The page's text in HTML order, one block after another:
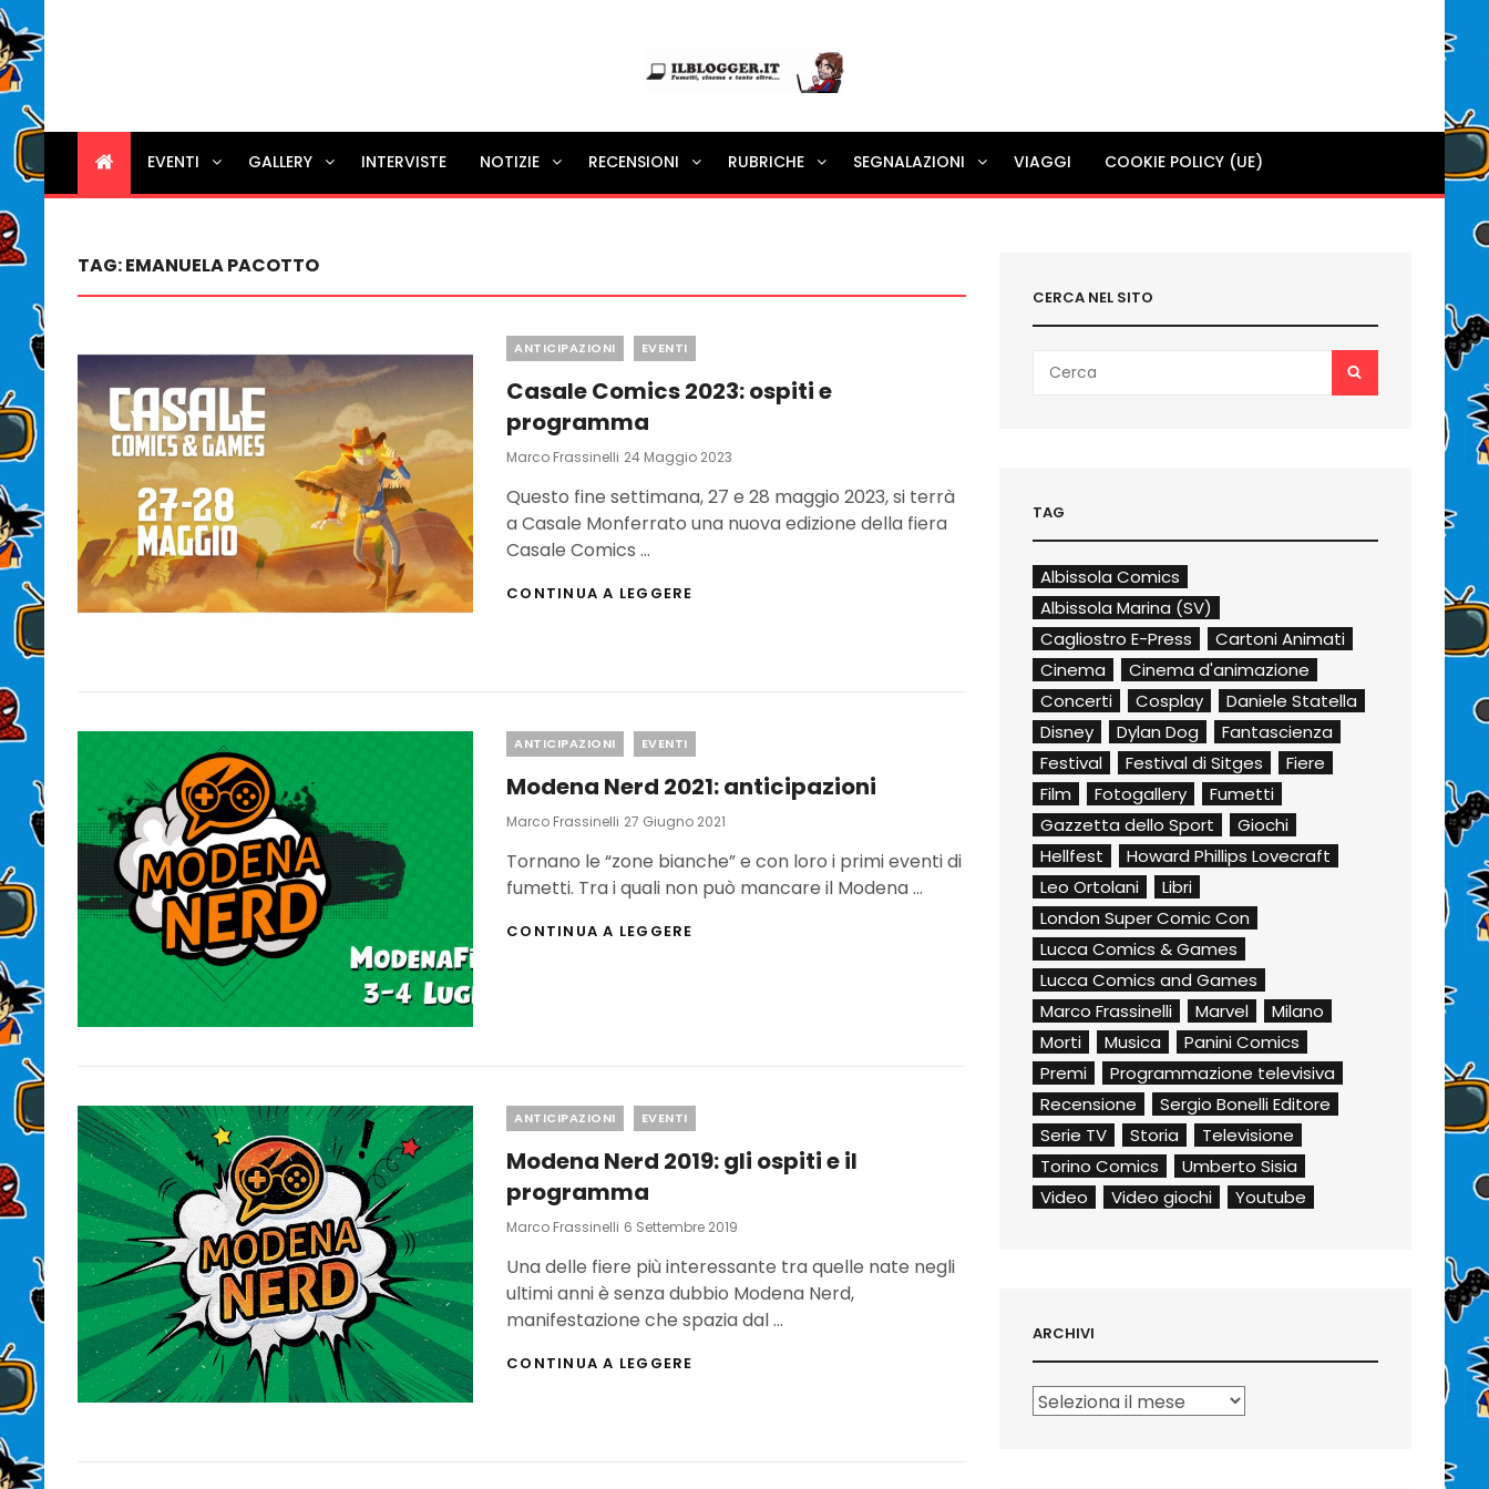
Ilblogger.it
Il portalino di blog |
EVENTI GALLERY INTERVISTE NOTIZIE RECENSIONI RUBRICHE SEGNALAZIONI VIAGGI COOKIE POLICY (UE)
TAG:EMANUELA PACOTTO
Categories
ANTICIPAZIONI EVENTI
Casale Comics 2023: ospiti e
programma
Marco Frassinelli Posted
24 Maggio 2023
Questo fine settimana, 27 e 28 maggio 2023, si terrà
a Casale Monferrato una nuova edizione della fiera
Casale Comics …
CONTINUA A LEGGERE
Categories
ANTICIPAZIONI EVENTI
Modena Nerd 2021: anticipazioni
Marco Frassinelli Posted
27 Giugno 2021
Tornano le “zone bianche” e con loro i primi eventi di
fumetti. Tra i quali non può mancare il Modena …
CONTINUA A LEGGERE
Categories
ANTICIPAZIONI EVENTI
Modena Nerd 2019: gli ospiti e il
programma
Marco Frassinelli Posted
6 Settembre 2019
Una delle fiere più interessante tra quelle nate negli
ultimi anni è senza dubbio Modena Nerd,
manifestazione che spazia dal …
CONTINUA A LEGGERE
CERCA NEL SITO
for:
TAG
Albissola Comics
Albissola Marina (SV)
Cagliostro E-Press
Cartoni Animati
Cinema
Cinema d'animazione
Concerti
Cosplay
Daniele Statella
Disney
Dylan Dog
Fantascienza
Festival
Festival di Sitges
Fiere
Film
Fotogallery
Fumetti
Gazzetta dello Sport
Giochi
Hellfest
Howard Phillips Lovecraft
Leo Ortolani
Libri
London Super Comic Con
Lucca Comics & Games
Lucca Comics and Games
Marco Frassinelli
Marvel
Milano
Morti
Musica
Panini Comics
Premi
Programmazione televisiva
Recensione
Sergio Bonelli Editore
Serie TV
Storia
Televisione
Torino Comics
Umberto Sisia
Video
Video giochi Youtube
ARCHIVI
Archivi